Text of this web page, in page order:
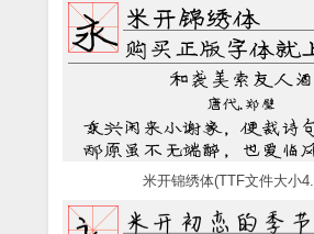
米开锦绣体(TTF文件大小